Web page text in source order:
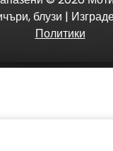
блузи |
Политики